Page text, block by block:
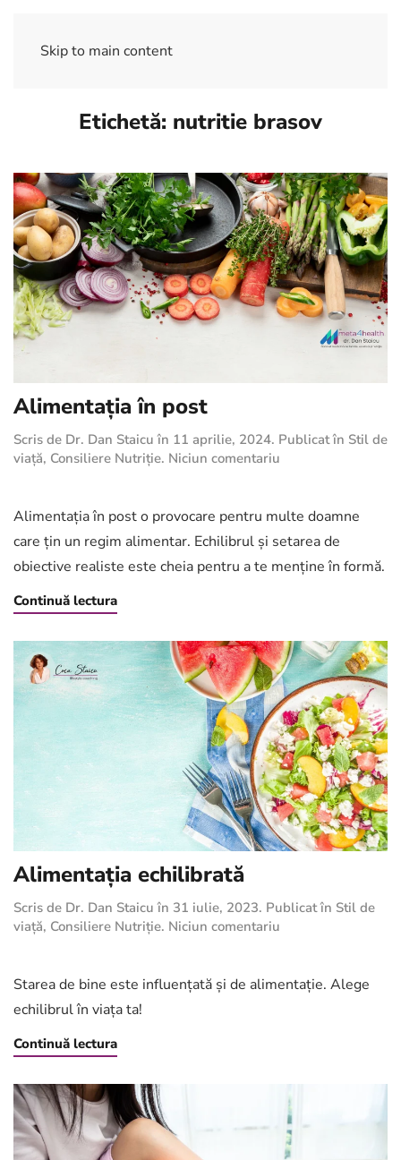
Skip to main content
Etichetă: nutritie brasov
Alimentația în post
Scris de Dr. Dan Staicu în 11 aprilie, 2024. Publicat în Stil de
viață, Consiliere Nutriție. Niciun comentariu
post
Alimentația în post o provocare pentru multe doamne
care țin un regim alimentar. Echilibrul și setarea de
obiective realiste este cheia pentru a te menține în formă.
Continuă lectura
Alimentația echilibrată
Scris de Dr. Dan Staicu în 31 iulie, 2023. Publicat în Stil de
viață, Consiliere Nutriție. Niciun comentariu
Starea de bine este influențată și de alimentație. Alege
echilibrul în viața ta!
Continuă lectura